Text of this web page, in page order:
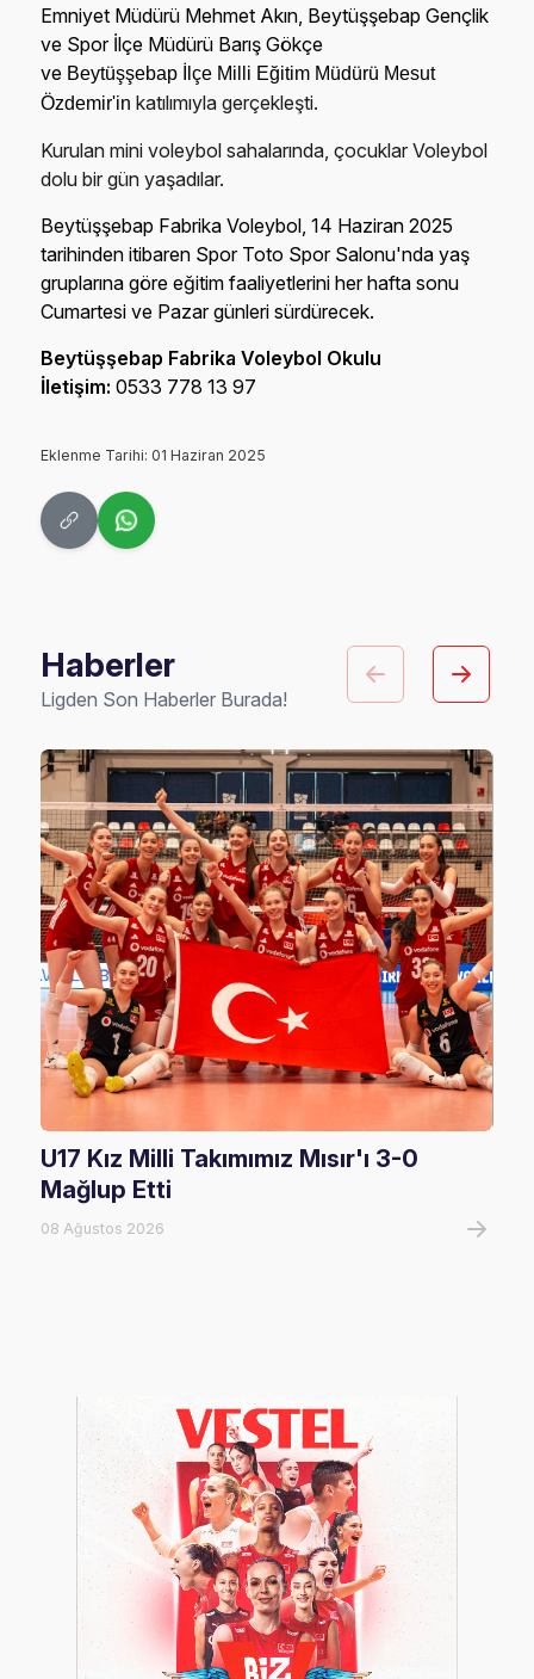
Emniyet Müdürü Mehmet Akın, Beytüşşebap Gençlik
ve Spor İlçe Müdürü Barış Gökçe
ve Beytüşşebap İlçe Milli Eğitim Müdürü Mesut
Özdemir'in katılımıyla gerçekleşti.
Kurulan mini voleybol sahalarında, çocuklar Voleybol
dolu bir gün yaşadılar.
Beytüşşebap Fabrika Voleybol, 14 Haziran 2025
tarihinden itibaren Spor Toto Spor Salonu'nda yaş
gruplarına göre eğitim faaliyetlerini her hafta sonu
Cumartesi ve Pazar günleri sürdürecek.
Beytüşşebap Fabrika Voleybol Okulu
İletişim: 0533 778 13 97
Eklenme Tarihi: 01 Haziran 2025
Haberler
Ligden Son Haberler Burada!
U17 Kız Milli Takımımız Mısır'ı 3-0
Mağlup Etti
08 Ağustos 2026